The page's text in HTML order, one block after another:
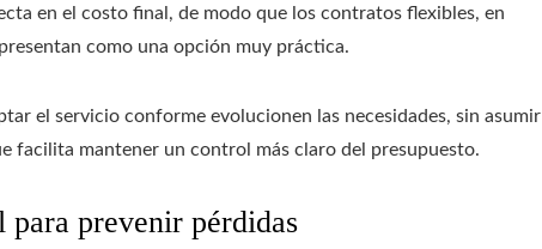
en el costo final, de modo que los contratos flexibles, en
como una opción muy práctica.
el servicio conforme evolucionen las necesidades, sin asumir
facilita mantener un control más claro del presupuesto.
para prevenir pérdidas